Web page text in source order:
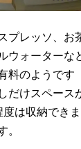
プレッソ、お
ウォーターな
料のようです
だけスペース
は収納でき
。